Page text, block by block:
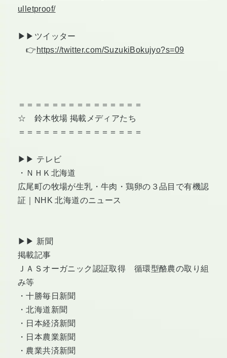
ulletproof/
▶︎▶︎ツイッター
👉https://twitter.com/SuzukiBokujyo?s=09
＝＝＝＝＝＝＝＝＝＝＝＝＝＝＝
☆ 鈴木牧場 掲載メディアたち
＝＝＝＝＝＝＝＝＝＝＝＝＝＝＝
▶︎▶︎ テレビ
・ＮＨＫ北海道
広尾町の牧場が生乳・牛肉・鶏卵の３品目で有機認
証｜NHK 北海道のニュース
▶︎▶︎ 新聞
掲載記事
ＪＡＳオーガニック認証取得 循環型酪農の取り組
み等
・十勝毎日新聞
・北海道新聞
・日本経済新聞
・日本農業新聞
・農業共済新聞